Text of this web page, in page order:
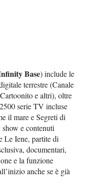
Base) include le
terrestre (Canale
e altri), oltre
serie TV incluse
il mare e Segreti di
e contenuti
Le Iene, partite di
documentari,
e la funzione
anche se è già